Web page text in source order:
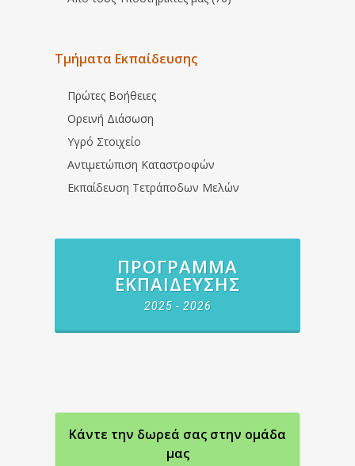
Τμήματα Εκπαίδευσης
Πρώτες Βοήθειες
Ορεινή Διάσωση
Υγρό Στοιχείο
Αντιμετώπιση Καταστροφών
Εκπαίδευση Τετράποδων Μελών
ΠΡΌΓΡΑΜΜΑ
ΕΚΠΑΊΔΕΥΣΗΣ
2025 - 2026
Κάντε την δωρεά σας στην oμάδα
μας